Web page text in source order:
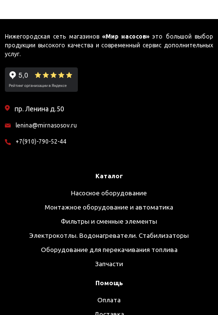
Нижегородская сеть магазинов «Мир насосов» это большой выбор
продукции высокого качества и современный сервис дополнительных
услуг.
пр. Ленина д.50
lenina@mirnasosov.ru
+7(910)-790-52-44
Каталог
Насосное оборудование
Монтажное оборудование и автоматика
Фильтры и сменные элементы
Электрокотлы. Водонагреватели. Стабилизаторы
Оборудование для перекачивания топлива
Запчасти
Помощь
Оплата